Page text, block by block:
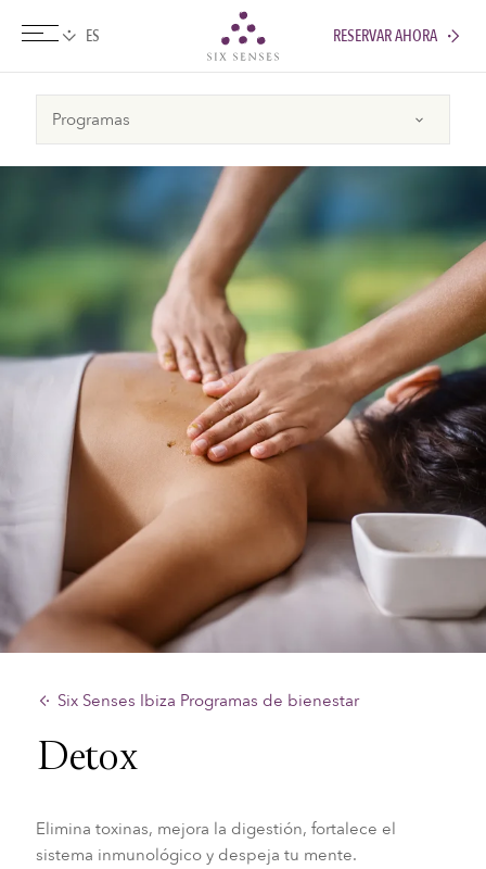
Six sensesRESERVAR AHORA
Six Senses Ibiza Programas de bienestar
Detox
Elimina toxinas, mejora la digestión, fortalece el
sistema inmunológico y despeja tu mente.